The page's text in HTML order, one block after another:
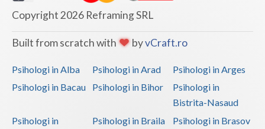
Copyright 2026 Reframing SRL
Built from scratch with byvCraft.ro
Psihologi in Alba Psihologi in Arad
Psihologi in Arges
Psihologi in Bacau
Psihologi in Bihor
Psihologi in
Bistrita-Nasaud
Psihologi in
Psihologi in Braila
Psihologi in Brasov